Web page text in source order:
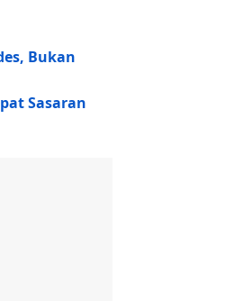
Bukan
Sasaran